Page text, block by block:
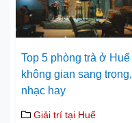
Top 5 phòng trà ở Huế
không gian sang trọng,
nhạc hay
Giải trí tại Huế